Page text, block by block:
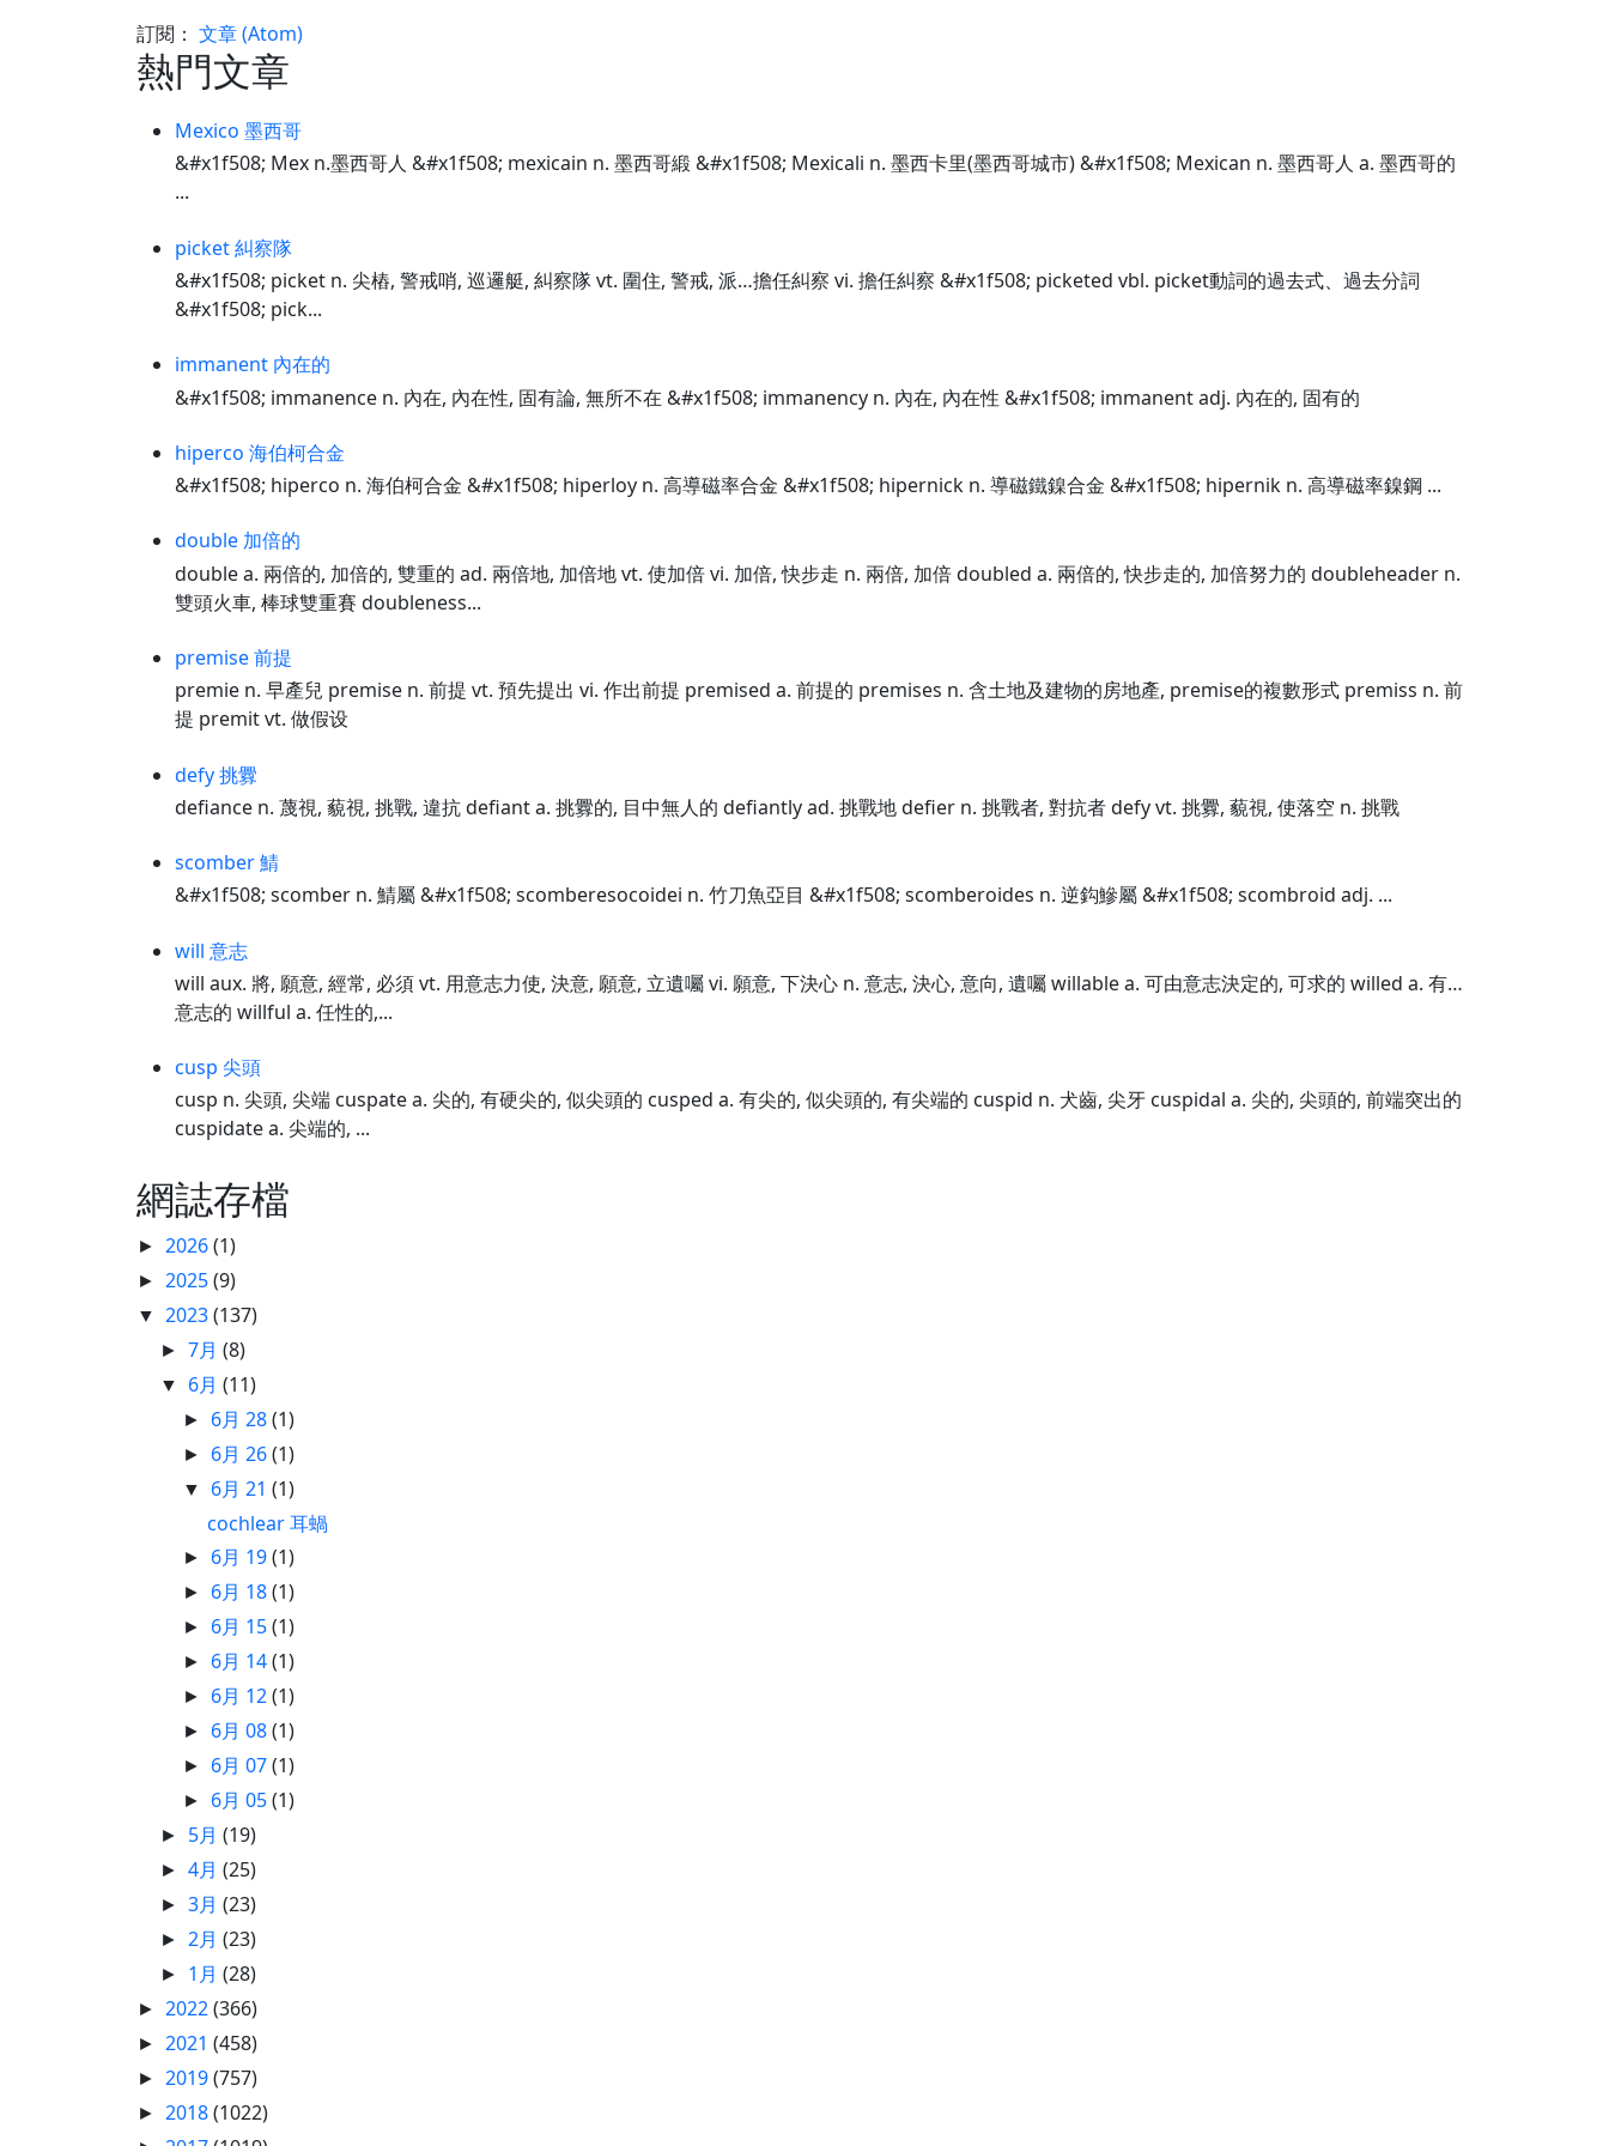
訂閱： 文章 (Atom)
熱門文章
Mexico 墨西哥
&#x1f508; Mex n.墨西哥人 &#x1f508; mexicain n. 墨西哥緞 &#x1f508; Mexicali n. 墨西卡里(墨西哥城市) &#x1f508; Mexican n. 墨西哥人 a. 墨西哥的
...
picket 糾察隊
&#x1f508; picket n. 尖樁, 警戒哨, 巡邏艇, 糾察隊 vt. 圍住, 警戒, 派…擔任糾察 vi. 擔任糾察 &#x1f508; picketed vbl. picket動詞的過去式、過去分詞
&#x1f508; pick...
immanent 內在的
&#x1f508; immanence n. 內在, 內在性, 固有論, 無所不在 &#x1f508; immanency n. 內在, 內在性 &#x1f508; immanent adj. 內在的, 固有的
hiperco 海伯柯合金
&#x1f508; hiperco n. 海伯柯合金 &#x1f508; hiperloy n. 高導磁率合金 &#x1f508; hipernick n. 導磁鐵鎳合金 &#x1f508; hipernik n. 高導磁率鎳鋼 ...
double 加倍的
double a. 兩倍的, 加倍的, 雙重的 ad. 兩倍地, 加倍地 vt. 使加倍 vi. 加倍, 快步走 n. 兩倍, 加倍 doubled a. 兩倍的, 快步走的, 加倍努力的 doubleheader n.
雙頭火車, 棒球雙重賽 doubleness...
premise 前提
premie n. 早產兒 premise n. 前提 vt. 預先提出 vi. 作出前提 premised a. 前提的 premises n. 含土地及建物的房地產, premise的複數形式 premiss n. 前
提 premit vt. 做假设
defy 挑釁
defiance n. 蔑視, 藐視, 挑戰, 違抗 defiant a. 挑釁的, 目中無人的 defiantly ad. 挑戰地 defier n. 挑戰者, 對抗者 defy vt. 挑釁, 藐視, 使落空 n. 挑戰
scomber 鯖
&#x1f508; scomber n. 鯖屬 &#x1f508; scomberesocoidei n. 竹刀魚亞目 &#x1f508; scomberoides n. 逆鈎鰺屬 &#x1f508; scombroid adj. ...
will 意志
will aux. 將, 願意, 經常, 必須 vt. 用意志力使, 決意, 願意, 立遺囑 vi. 願意, 下決心 n. 意志, 決心, 意向, 遺囑 willable a. 可由意志決定的, 可求的 willed a. 有…
意志的 willful a. 任性的,...
cusp 尖頭
cusp n. 尖頭, 尖端 cuspate a. 尖的, 有硬尖的, 似尖頭的 cusped a. 有尖的, 似尖頭的, 有尖端的 cuspid n. 犬齒, 尖牙 cuspidal a. 尖的, 尖頭的, 前端突出的
cuspidate a. 尖端的, ...
網誌存檔
► 2026(1)
► 2025(9)
▼ 2023(137)
►7月(8)
▼ 6月(11)
► 6月 28(1)
► 6月 26(1)
▼ 6月 21(1)
cochlear 耳蝸
► 6月 19(1)
► 6月 18(1)
► 6月 15(1)
► 6月 14(1)
► 6月 12(1)
► 6月 08(1)
► 6月 07(1)
► 6月 05(1)
► 5月(19)
►4月(25)
►3月(23)
► 2月(23)
► 1月(28)
► 2022(366)
► 2021 (458)
► 2019(757)
► 2018(1022)